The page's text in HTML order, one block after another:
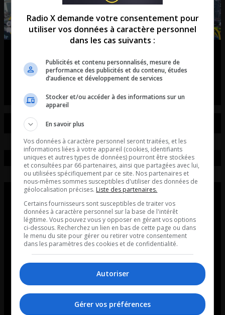
Tiësto débarque à Québec!
entretient avec Axel Vézina du unity électro fest
Radio X demande votre consentement pour
utiliser vos données à caractère personnel
dans les cas suivants :
Publicités et contenu personnalisés, mesure de
performance des publicités et du contenu, études
d’audience et développement de services
Stocker et/ou accéder à des informations sur un
appareil
En savoir plus
Vos données à caractère personnel seront traitées, et les
informations liées à votre appareil (cookies, identifiants
uniques et autres types de données) pourront être stockées
et consultées par 66 partenaires, ainsi que partagées avec lui,
ou utilisées spécifiquement par ce site. Nos partenaires et
nous-mêmes sommes susceptibles d'utiliser des données de
géolocalisation précises. Liste des partenaires.
Certains fournisseurs sont susceptibles de traiter vos
données à caractère personnel sur la base de l'intérêt
légitime. Vous pouvez vous y opposer en gérant vos options
ci-dessous. Recherchez un lien en bas de cette page ou dans
le menu du site pour gérer ou retirer votre consentement
dans les paramètres des cookies et de confidentialité.
Autoriser
Gérer vos préférences